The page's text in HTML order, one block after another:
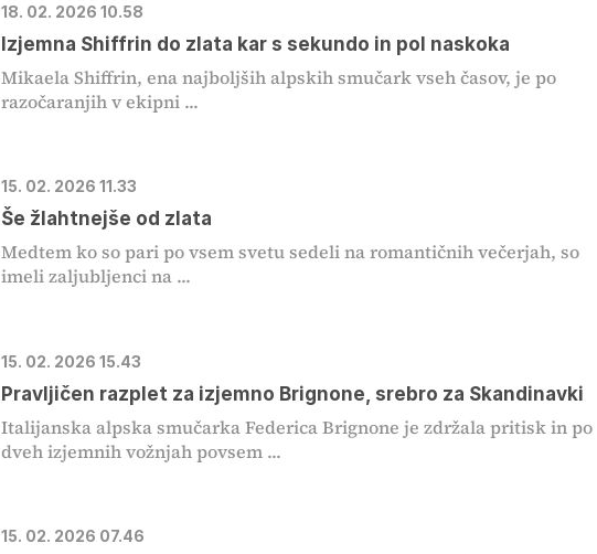
18. 02. 2026 10.58
Izjemna Shiffrin do zlata kar s sekundo in pol naskoka
Mikaela Shiffrin, ena najboljših alpskih smučark vseh časov, je po
razočaranjih v ekipni ...
15. 02. 2026 11.33
Še žlahtnejše od zlata
Medtem ko so pari po vsem svetu sedeli na romantičnih večerjah, so
imeli zaljubljenci na ...
15. 02. 2026 15.43
Pravljičen razplet za izjemno Brignone, srebro za Skandinavki
Italijanska alpska smučarka Federica Brignone je zdržala pritisk in po
dveh izjemnih vožnjah povsem ...
15. 02. 2026 07.46